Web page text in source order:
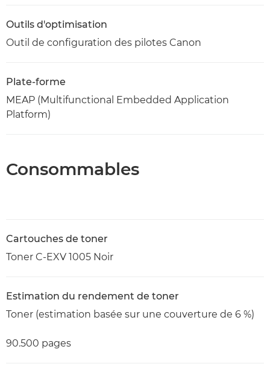
Outils d'optimisation
Outil de configuration des pilotes Canon
Plate-forme
MEAP (Multifunctional Embedded Application
Platform)
Consommables
Cartouches de toner
Toner C-EXV 1005 Noir
Estimation du rendement de toner
Toner (estimation basée sur une couverture de 6 %)
90.500 pages